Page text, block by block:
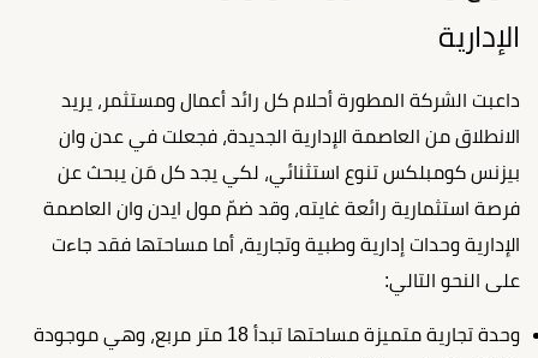
الإدارية
داعبت الشركة المطورة أحلام كل رائد أعمال ومستثمر، يريد
الانطلاق من العاصمة الإدارية الجديدة، فجعلت في عدن وان
بيزنس كومبلكس تنوع استثنائي، لكي يجد كل مَن يبحث عن
فرصة استثمارية رائعة غايته، وقد ضمّ مول ايدن وان العاصمة
الإدارية وحدات إدارية وطبية وتجارية، أما مساحتها فقد جاءت
على النحو التالي:
وحدة تجارية متميزة مساحتها تبدأ 18 متر مربع، وهي موجودة